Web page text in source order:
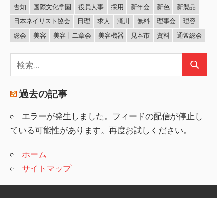
告知
国際文化学園 役員人事 採用 新年会 新色
新製品
日本ネイリスト協会
日理 求人 滝川 無料 理事会
理容
総会
美容 美容十二章会 美容機器 見本市 資料 通常総会
索:
検
過去の記事
エラーが発生しました。フィードの配信が停止し
ている可能性があります。再度お試しください。
ホーム
サイトマップ